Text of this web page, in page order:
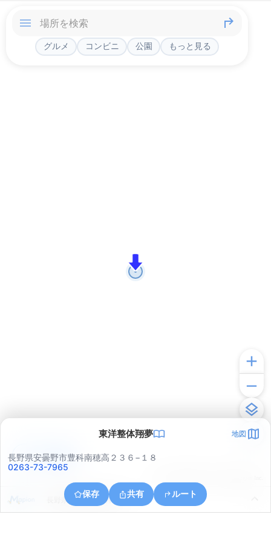
グルメ コンビニ 公園 もっと見る
東洋整体翔夢 地図
長野県安曇野市豊科南穂高２３６−１８
0263-73-7965
保存 共有 ルート
長野県安曇野市豊科田沢
アプリで見る